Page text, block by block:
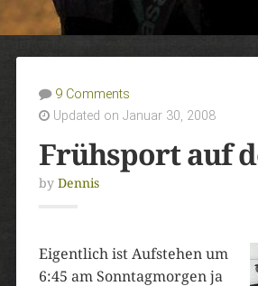
9 Comments
Updated on Januar 30, 2008
Frühsport auf
by Dennis
Eigentlich ist Aufstehen um
6:45 am Sonntagmorgen ja